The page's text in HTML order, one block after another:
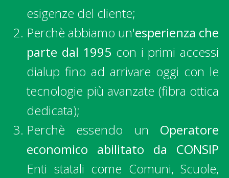
esigenze del cliente;
Perchè abbiamo un'esperienza che
parte dal 1995 con i primi accessi
dialup fino ad arrivare oggi con le
tecnologie più avanzate (fibra ottica
dedicata);
Perchè essendo un Operatore
economico abilitato da CONSIP
Enti statali come Comuni, Scuole,